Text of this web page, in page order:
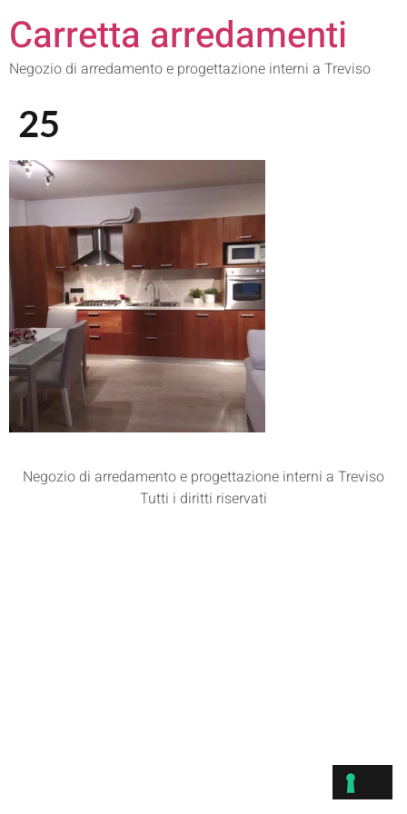
Carretta arredamenti
Negozio di arredamento e progettazione interni a Treviso
25
Negozio di arredamento e progettazione interni a Treviso
Tutti i diritti riservati